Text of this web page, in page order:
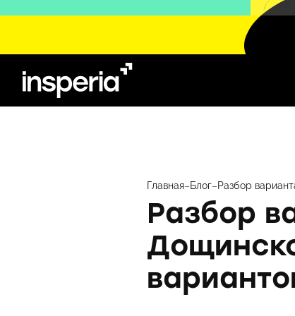
Главная–Блог–Разбор
Разбор